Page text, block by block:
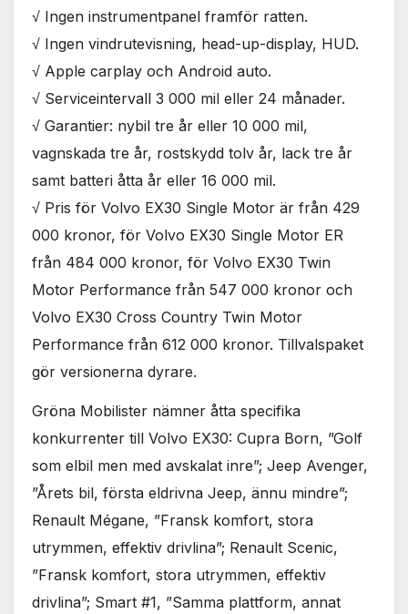
√ Ingen instrumentpanel framför ratten.
√ Ingen vindrutevisning, head-up-display, HUD.
√ Apple carplay och Android auto.
√ Serviceintervall 3 000 mil eller 24 månader.
√ Garantier: nybil tre år eller 10 000 mil,
vagnskada tre år, rostskydd tolv år, lack tre år
samt batteri åtta år eller 16 000 mil.
√ Pris för Volvo EX30 Single Motor är från 429
000 kronor, för Volvo EX30 Single Motor ER
från 484 000 kronor, för Volvo EX30 Twin
Motor Performance från 547 000 kronor och
Volvo EX30 Cross Country Twin Motor
Performance från 612 000 kronor. Tillvalspaket
gör versionerna dyrare.
Gröna Mobilister nämner åtta specifika
konkurrenter till Volvo EX30: Cupra Born, ”Golf
som elbil men med avskalat inre”; Jeep Avenger,
”Årets bil, första eldrivna Jeep, ännu mindre”;
Renault Mégane, ”Fransk komfort, stora
utrymmen, effektiv drivlina”; Renault Scenic,
”Fransk komfort, stora utrymmen, effektiv
drivlina”; Smart #1, ”Samma plattform, annat